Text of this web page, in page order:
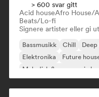
> 600 svar gitt
Acid houseAfro House/
Beats/Lo-fi
Signere artister eller gi
Bassmusikk Chill Deep
Elektronika
Future
Melodisk & progressiv